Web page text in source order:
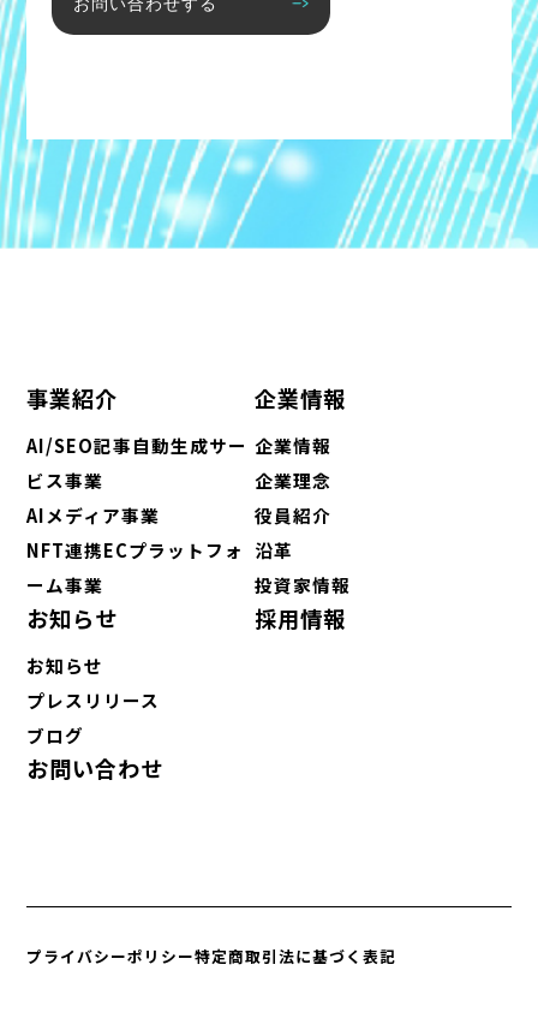
事業紹介
AI/SEO記事自動生成サー
ビス事業
AIメディア事業
NFT連携ECプラットフォ
ーム事業
企業情報
企業情報
企業理念
役員紹介
沿革
投資家情報
お知らせ
お知らせ
プレスリリース
ブログ
採用情報
お問い合わせ
プライバシーポリシー特定商取引法に基づく表記